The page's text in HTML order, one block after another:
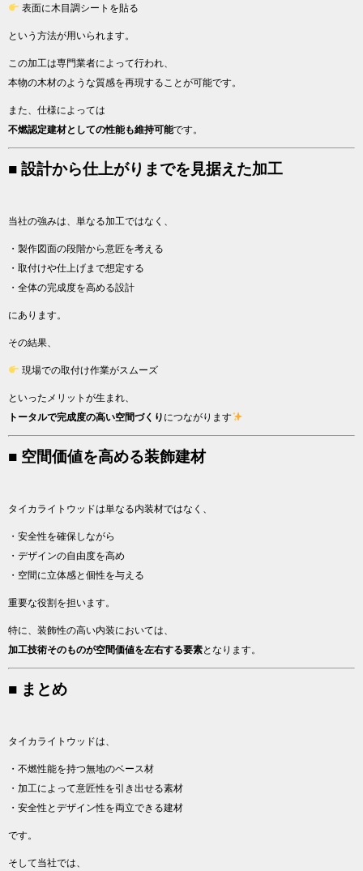
表面に木目調シートを貼る
という方法が用いられます。
この加工は専門業者によって行われ、
本物の木材のような質感を再現することが可能です。
また、仕様によっては
不燃認定建材としての性能も維持可能です。
■ 設計から仕上がりまでを見据えた加工
当社の強みは、単なる加工ではなく、
・製作図面の段階から意匠を考える
・取付けや仕上げまで想定する
・全体の完成度を高める設計
にあります。
その結果、
現場での取付け作業がスムーズ
といったメリットが生まれ、
トータルで完成度の高い空間づくり につながります
■ 空間価値を高める装飾建材
タイカライトウッドは単なる内装材ではなく、
・安全性を確保しながら
・デザインの自由度を高め
・空間に立体感と個性を与える
重要な役割を担います。
特に、装飾性の高い内装においては、
加工技術そのものが空間価値を左右する要素となります。
■ まとめ
タイカライトウッドは、
・不燃性能を持つ無地のベース材
・加工によって意匠性を引き出せる素材
・安全性とデザイン性を両立できる建材
です。
そして当社では、